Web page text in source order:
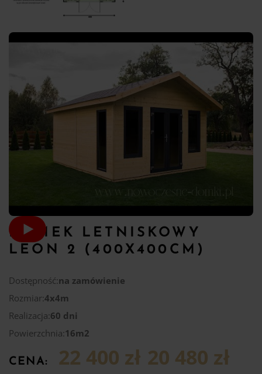
DOMEK LETNISKOWY
LEON 2 (400X400CM)
Dostępność:na zamówienie
Rozmiar:4x4m
Realizacja:60 dni
Powierzchnia:16m2
CENA: 22 400 zł 20 480 zł